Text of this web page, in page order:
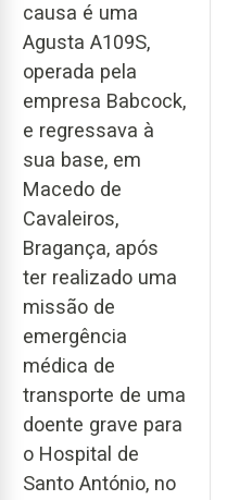
causa é uma
Agusta A109S,
operada pela
empresa Babcock,
e regressava à
sua base, em
Macedo de
Cavaleiros,
Bragança, após
ter realizado uma
missão de
emergência
médica de
transporte de uma
doente grave para
o Hospital de
Santo António, no